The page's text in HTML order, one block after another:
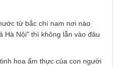
từ bắc chí nam nơi nào
Hà Nội" thì không lẫn vào đâu
hoa ẩm thực của con người